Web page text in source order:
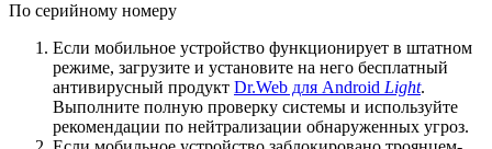
По серийному номеру
Если мобильное устройство функционирует в штатном
режиме, загрузите и установите на него бесплатный
антивирусный продукт Dr.Web для Android Light.
Выполните полную проверку системы и используйте
рекомендации по нейтрализации обнаруженных угроз.